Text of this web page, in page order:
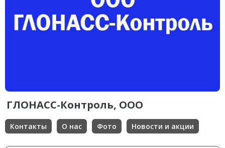
ГЛОНАСС-Контроль, ООО
Контакты О нас Фото Новости и акции